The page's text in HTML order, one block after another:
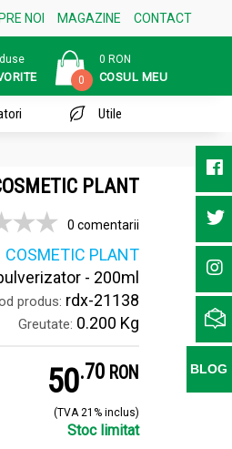
NOI MAGAZINE CONTACT
0
0 RON
COSUL MEU
Utile
PLANT
0 comentarii
COSMETIC PLANT
- 200ml
produs: rdx-21138
Greutate: 0.200 Kg
50.7 RON
(TVA 21% inclus)
Stoc limitat
BLOG